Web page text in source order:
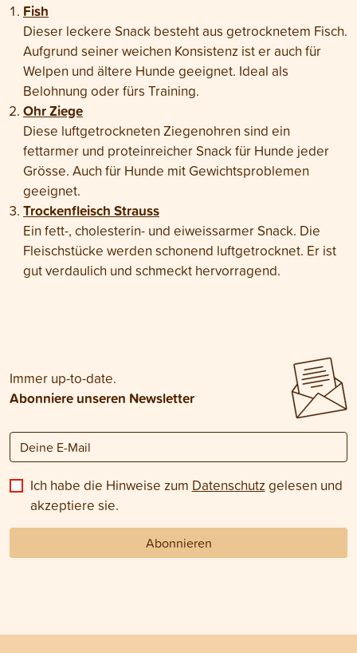
Fish
Dieser leckere Snack besteht aus getrocknetem Fisch.
Aufgrund seiner weichen Konsistenz ist er auch für
Welpen und ältere Hunde geeignet. Ideal als
Belohnung oder fürs Training.
Ohr Ziege
Diese luftgetrockneten Ziegenohren sind ein
fettarmer und proteinreicher Snack für Hunde jeder
Grösse. Auch für Hunde mit Gewichtsproblemen
geeignet.
Trockenfleisch Strauss
Ein fett-, cholesterin- und eiweissarmer Snack. Die
Fleischstücke werden schonend luftgetrocknet. Er ist
gut verdaulich und schmeckt hervorragend.
Immer up-to-date.
Abonniere unseren Newsletter
Ich habe die Hinweise zum Datenschutz gelesen und
akzeptiere sie.
Abonnieren